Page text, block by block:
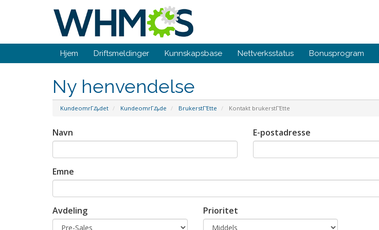
Hjem Driftsmeldinger Kunnskapsbase Nettverksstatus Bonusprogram
Ny henvendelse
KundeomrΓ₯det KundeomrΓ₯de BrukerstΓΈtte Kontakt brukerstΓΈtte
Navn E-postadresse
Emne
Avdeling Prioritet